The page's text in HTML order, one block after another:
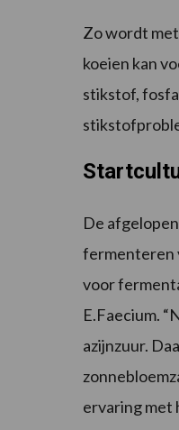
Zo wordt
koeien kan
stikstof,
De
fermenteren
voor
E.Faecium.
azijnzuur.
ervaring met